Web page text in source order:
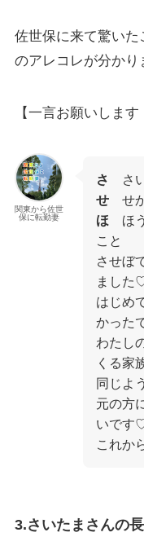
佐世保に来て驚い
のアレコレが分かり
【一言お願いします
関東から佐世
保に転勤妻
さ
さ
せ せ
ほ ほ
こと
させぼ
ました
はじめ
かった
わたし
くる家
同じよ
元の方
いです
これか
3.さいたまさんの